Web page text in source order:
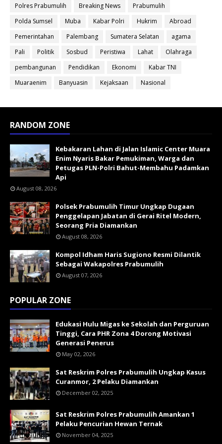
Polres Prabumulih Breaking News
Prabumulih
Polda Sumsel
Muba Kabar Polri Hukrim
Abroad
Pemerintahan
Palembang Sumatera Selatan
agama
Pali
Politik Sosbud Peristiwa Lahat
Olahraga
pembangunan
Pendidikan Ekonomi
Kabar TNI
Muaraenim
Banyuasin Kejaksaan Nasional
RANDOM ZONE
Kebakaran Lahan di Jalan Islamic Center Muara
Enim Nyaris Bakar Pemukiman, Warga dan
Petugas PLN-Polri Bahut-Membahu Padamkan
Api
August 08, 2026
Polsek Prabumulih Timur Ungkap Dugaan
Penggelapan Jabatan di Gerai Ritel Modern,
Seorang Pria Diamankan
August 08, 2026
Kompol Idham Haris Sugiono Resmi Dilantik
Sebagai Wakapolres Prabumulih
August 07, 2026
POPULAR ZONE
Edukasi Hulu Migas ke Sekolah dan Perguruan
Tinggi, Cara PHR Zona 4 Dorong Motivasi
Generasi Penerus
May 02, 2026
Sat Reskrim Polres Prabumulih Ungkap Kasus
Curanmor, 2 Pelaku Diamankan
December 02, 2025
Sat Reskrim Polres Prabumulih Amankan 1
Pelaku Pencurian Hewan Ternak
November 04, 2025